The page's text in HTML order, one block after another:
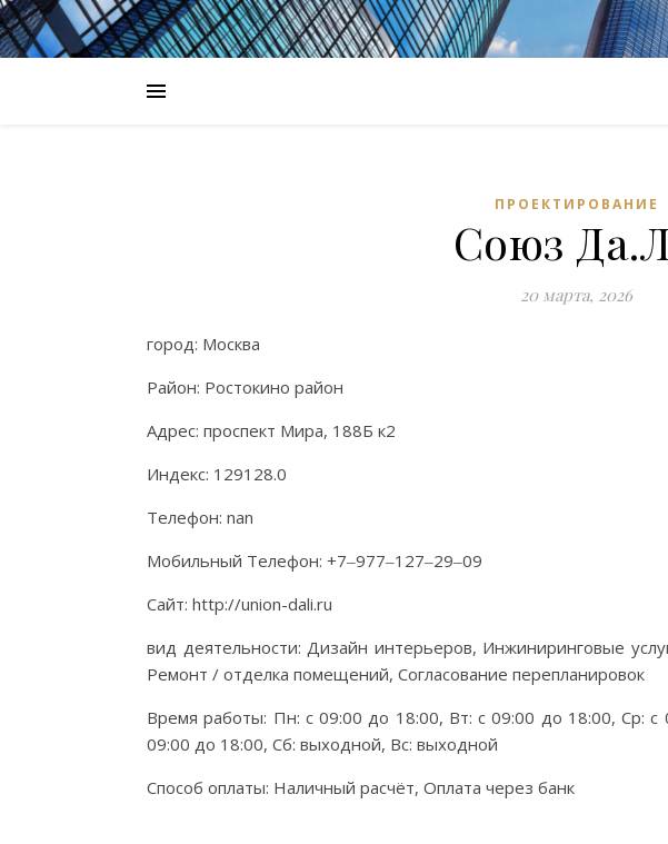
ПРОЕКТИРОВАНИЕ
Союз
20 марта, 2026
город: Москва
Район: Ростокино район
Адрес: проспект Мира, 188Б к2
Индекс: 129128.0
Телефон: nan
Мобильный Телефон: +7‒977‒127‒29‒09
Сайт: http://union-dali.ru
вид деятельности: Дизайн интерьеров, Инжиниринговые
Ремонт / отделка помещений, Согласование перепланировок
Время работы: Пн: с 09:00 до 18:00, Вт: с 09:00 до 18:00, Ср:
09:00 до 18:00, Сб: выходной, Вс: выходной
Способ оплаты: Наличный расчёт, Оплата через банк